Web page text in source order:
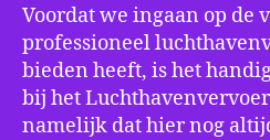
Voordat we ingaan op de
professioneel
bieden heeft, is het
bij het
namelijk dat hier nog